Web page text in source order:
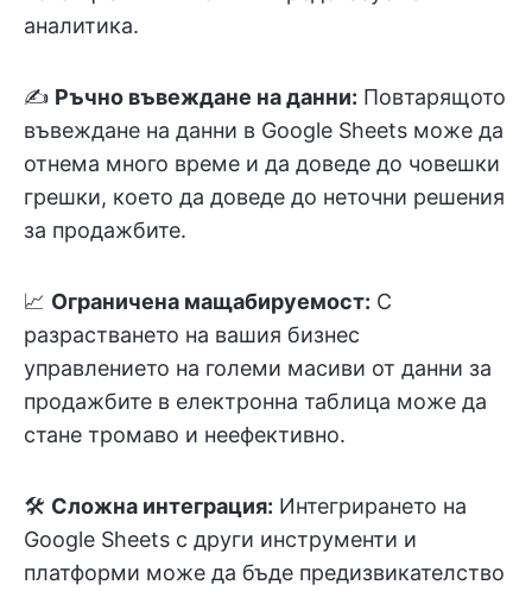
аналитика.
✍️ Ръчно въвеждане на данни: Повтарящото
въвеждане на данни в Google Sheets може да
отнема много време и да доведе до човешки
грешки, което да доведе до неточни решения
за продажбите.
📈 Ограничена мащабируемост: С
разрастването на вашия бизнес
управлението на големи масиви от данни за
продажбите в електронна таблица може да
стане тромаво и неефективно.
🛠️ Сложна интеграция: Интегрирането на
Google Sheets с други инструменти и
платформи може да бъде предизвикателство